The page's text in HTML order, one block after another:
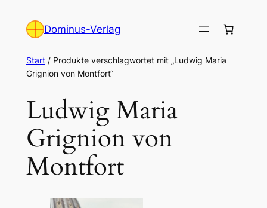
Inhalt
Dominus-Verlag
Start/ Produkte verschlagwortet mit „Ludwig Maria
Grignion von Montfort“
Ludwig Maria
Grignion von
Montfort